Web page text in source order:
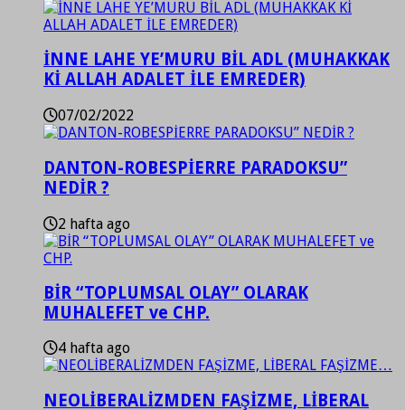
İNNE LAHE YE’MURU BİL ADL (MUHAKKAK
Kİ ALLAH ADALET İLE EMREDER)
07/02/2022
DANTON-ROBESPİERRE PARADOKSU”
NEDİR ?
2 hafta ago
BİR “TOPLUMSAL OLAY” OLARAK
MUHALEFET ve CHP.
4 hafta ago
NEOLİBERALİZMDEN FAŞİZME, LİBERAL